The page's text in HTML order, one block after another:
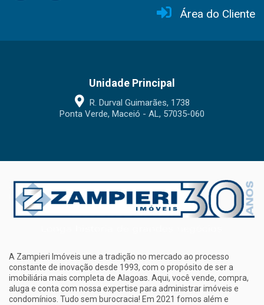
Área do Cliente
Unidade Principal
R. Durval Guimarães, 1738
Ponta Verde, Maceió - AL, 57035-060
A Zampieri Imóveis une a tradição no mercado ao processo
constante de inovação desde 1993, com o propósito de ser a
imobiliária mais completa de Alagoas. Aqui, você vende, compra,
aluga e conta com nossa expertise para administrar imóveis e
condomínios. Tudo sem burocracia! Em 2021 fomos além e